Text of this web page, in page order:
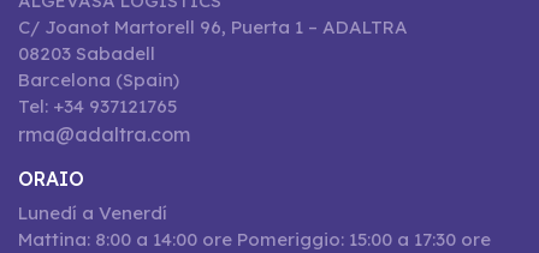
C/ Joanot Martorell 96, Puerta 1 – ADALTRA
08203 Sabadell
Barcelona (Spain)
Tel: +34 937121765
rma@adaltra.com
ORAIO
Lunedí a Venerdí
Mattina: 8:00 a 14:00 ore Pomeriggio: 15:00 a 17:30 ore